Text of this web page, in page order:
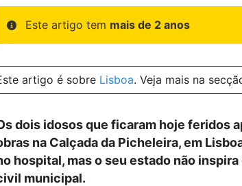
Este artigo tem mais de 2 anos
artigo é sobre Lisboa. Veja mais na
dois idosos que ficaram hoje feridos
na Calçada da Picheleira, em
hospital, mas o seu estado não
municipal.